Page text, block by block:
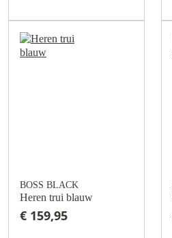
BOSS BLACK
Heren trui blauw
€ 159,95